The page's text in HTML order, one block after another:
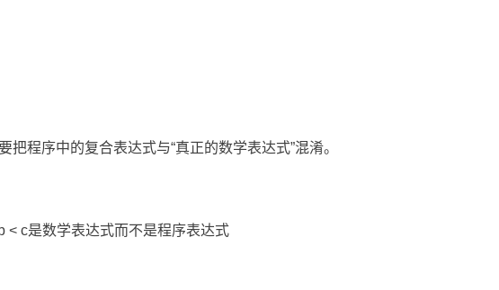
把程序中的复合表达式与“真正的数学表达式”混淆。
< c是数学表达式而不是程序表达式